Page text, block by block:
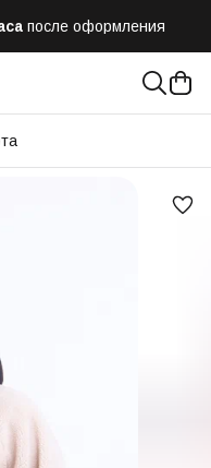
после оформления
и СДЭК